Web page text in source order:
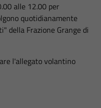
alle 12.00 per
quotidianamente
della Frazione Grange di
l'allegato volantino